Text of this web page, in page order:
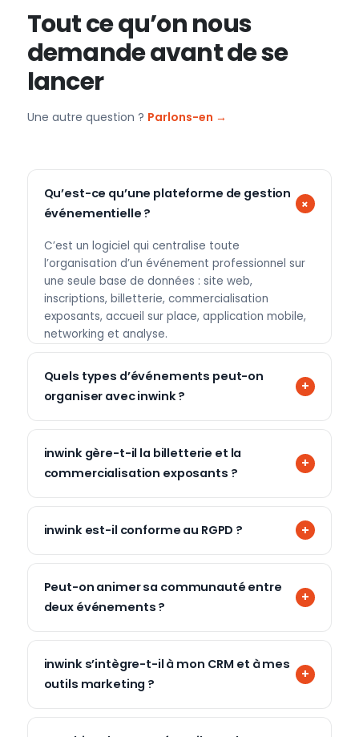
Tout ce qu’on nous
demande avant de se
lancer
Une autre question ? Parlons-en →
Qu’est-ce qu’une plateforme de gestion
événementielle ?
C’est un logiciel qui centralise toute
l’organisation d’un événement professionnel sur
une seule base de données : site web,
inscriptions, billetterie, commercialisation
exposants, accueil sur place, application mobile,
networking et analyse.
Quels types d’événements peut-on
organiser avec inwink ?
inwink gère-t-il la billetterie et la
commercialisation exposants ?
inwink est-il conforme au RGPD ?
Peut-on animer sa communauté entre
deux événements ?
inwink s’intègre-t-il à mon CRM et à mes
outils marketing ?